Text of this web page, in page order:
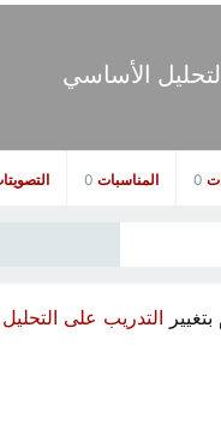
الأساسي
0 المناسبات 0
التدريب على